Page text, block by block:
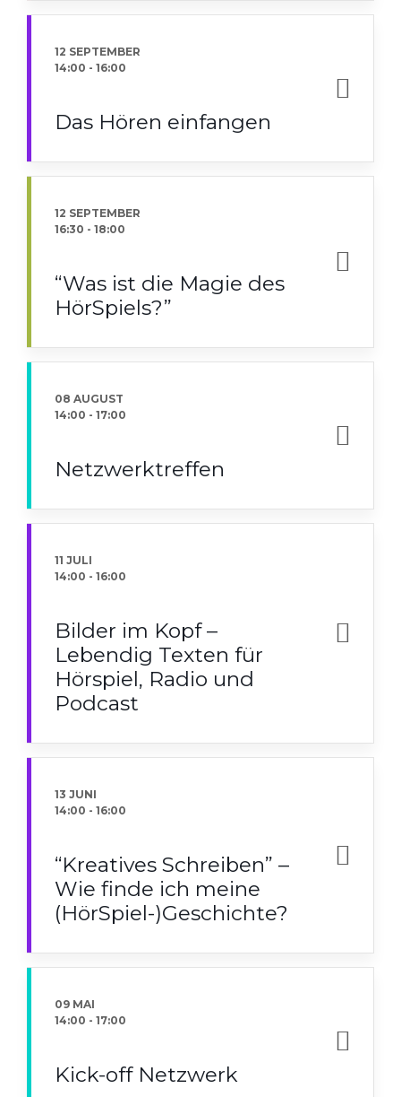
12 SEPTEMBER
14:00 - 16:00
Das Hören einfangen
12 SEPTEMBER
16:30 - 18:00
“Was ist die Magie des
HörSpiels?”
08 AUGUST
14:00 - 17:00
Netzwerktreffen
11 JULI
14:00 - 16:00
Bilder im Kopf –
Lebendig Texten für
Hörspiel, Radio und
Podcast
13 JUNI
14:00 - 16:00
“Kreatives Schreiben” –
Wie finde ich meine
(HörSpiel-)Geschichte?
09 MAI
14:00 - 17:00
Kick-off Netzwerk